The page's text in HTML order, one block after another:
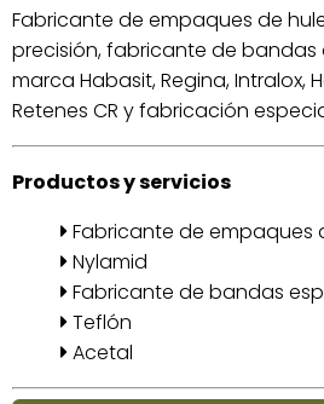
Fabricante de empaques de
precisión, fabricante de bandas
marca Habasit, Regina, Intralox,
Retenes CR y fabricación
Productos y servicios
Fabricante de empaques
Nylamid
Fabricante de bandas
Teflón
Acetal